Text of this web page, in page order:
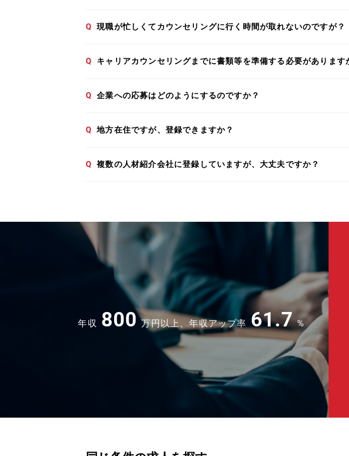
Q 現職が忙しくてカウンセリングに行く時間が取れないのですが？
Q キャリアカウンセリングまでに書類等を準備する必要があります
Q 企業への応募はどのようにするのですか？
Q 地方在住ですが、登録できますか？
Q 複数の人材紹介会社に登録していますが、大丈夫ですか？
年収 800 万円以上、年収アップ率 61.7 %